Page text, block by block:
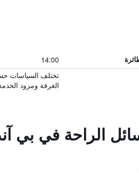
14:00
تختلف السياسات
الغرفة ومزود
الراحة في بي